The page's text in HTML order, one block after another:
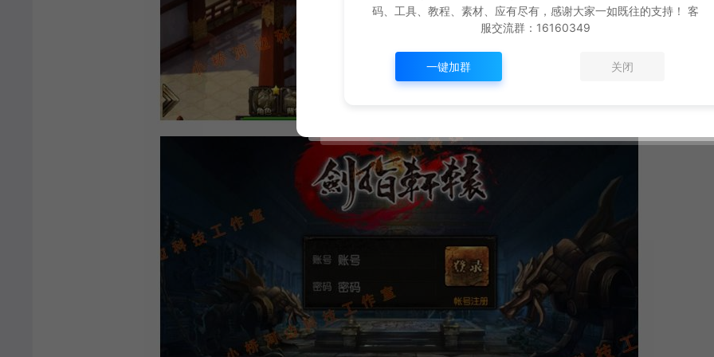
码、工具、教程、素材、应有尽有，感谢大家一如既往的支持！ 客
服交流群：16160349
一键加群 关闭